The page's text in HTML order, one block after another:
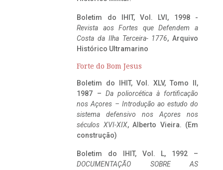
Boletim do IHIT, Vol. LVI, 1998 -
Revista aos Fortes que Defendem a
Costa da Ilha Terceira- 1776, Arquivo
Histórico Ultramarino
Forte do Bom Jesus
Boletim do IHIT, Vol. XLV, Tomo II,
1987 – Da poliorcética à fortificação
nos Açores – Introdução ao estudo do
sistema defensivo nos Açores nos
séculos XVI-XIX, Alberto Vieira. (Em
construção)
Boletim do IHIT, Vol. L, 1992 –
DOCUMENTAÇÃO SOBRE AS